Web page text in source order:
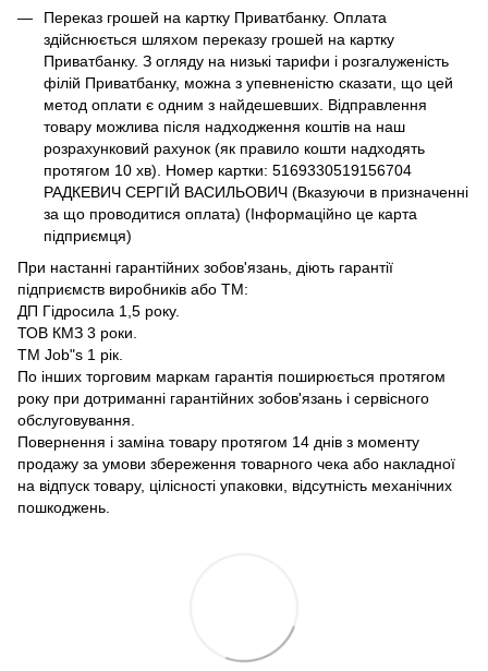
Переказ грошей на картку Приватбанку. Оплата
здійснюється шляхом переказу грошей на картку
Приватбанку. З огляду на низькі тарифи і розгалуженість
філій Приватбанку, можна з упевненістю сказати, що цей
метод оплати є одним з найдешевших. Відправлення
товару можлива після надходження коштів на наш
розрахунковий рахунок (як правило кошти надходять
протягом 10 хв). Номер картки: 5169330519156704
РАДКЕВИЧ СЕРГІЙ ВАСИЛЬОВИЧ (Вказуючи в призначенні
за що проводитися оплата) (Інформаційно це карта
підприємця)
При настанні гарантійних зобов'язань, діють гарантії
підприємств виробників або ТМ:
ДП Гідросила 1,5 року.
ТОВ КМЗ 3 роки.
ТМ Job"s 1 рік.
По інших торговим маркам гарантія поширюється протягом
року при дотриманні гарантійних зобов'язань і сервісного
обслуговування.
Повернення і заміна товару протягом 14 днів з моменту
продажу за умови збереження товарного чека або накладної
на відпуск товару, цілісності упаковки, відсутність механічних
пошкоджень.